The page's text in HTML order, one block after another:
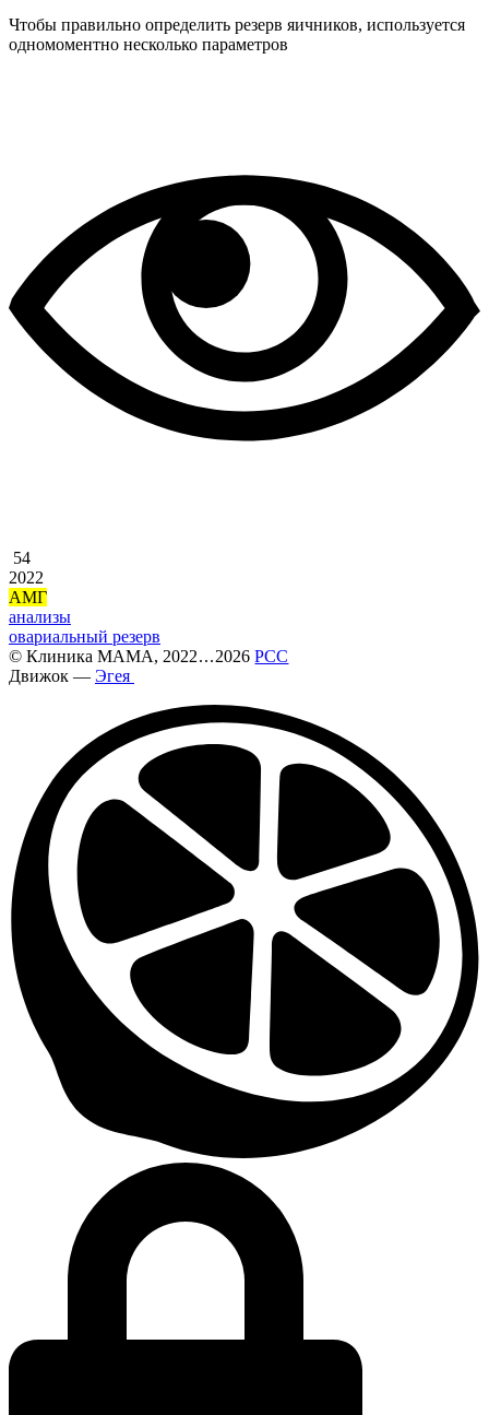
Чтобы правильно определить резерв яичников, используется
одномоментно несколько параметров
54
2022
АМГ
анализы
овариальный резерв
© Клиника МАМА, 2022...2026РСС
Движок — Эгея